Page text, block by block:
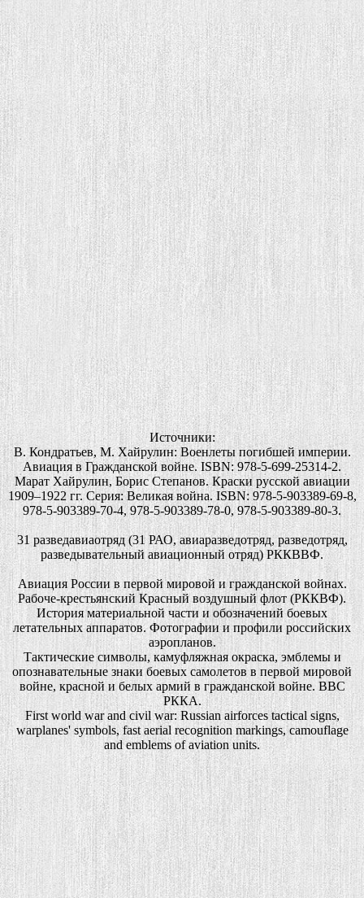
Источники:
В. Кондратьев, М. Хайрулин: Военлеты погибшей империи.
Авиация в Гражданской войне. ISBN: 978-5-699-25314-2.
Марат Хайрулин, Борис Степанов. Краски русской авиации
1909–1922 гг. Серия: Великая война. ISBN: 978-5-903389-69-8,
978-5-903389-70-4, 978-5-903389-78-0, 978-5-903389-80-3.
31 разведавиаотряд (31 РАО, авиаразведотряд, разведотряд,
разведывательный авиационный отряд) РККВВФ.
Авиация России в первой мировой и гражданской войнах.
Рабоче-крестьянский Красный воздушный флот (РККВФ).
История материальной части и обозначений боевых
летательных аппаратов. Фотографии и профили российских
аэропланов.
Тактические символы, камуфляжная окраска, эмблемы и
опознавательные знаки боевых самолетов в первой мировой
войне, красной и белых армий в гражданской войне. ВВС
РККА.
First world war and civil war: Russian airforces tactical signs,
warplanes' symbols, fast aerial recognition markings, camouflage
and emblems of aviation units.